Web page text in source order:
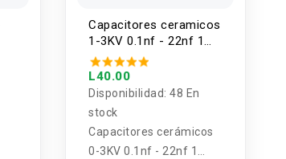
Capacitores ceramicos
1-3KV 0.1nf - 22nf 1
valor (5 Unidades)
L40.00
Disponibilidad:48 En
stock
Capacitores cerámicos
0-3KV 0.1nf - 22nf 1